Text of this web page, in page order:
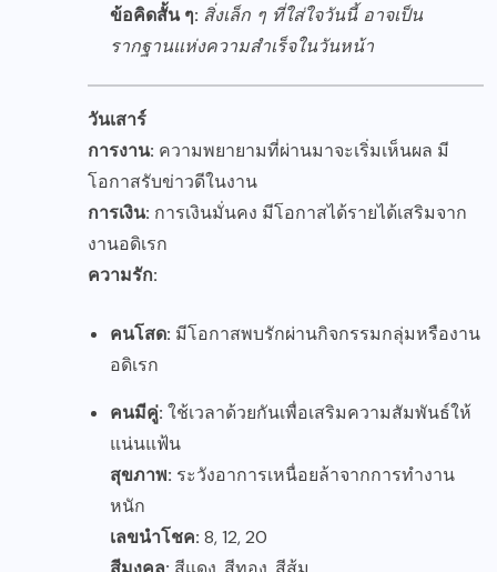
ข้อคิดสั้น ๆ: สิ่งเล็ก ๆ ที่ใส่ใจวันนี้ อาจเป็น
รากฐานแห่งความสำเร็จในวันหน้า
วันเสาร์
การงาน: ความพยายามที่ผ่านมาจะเริ่มเห็นผล มี
โอกาสรับข่าวดีในงาน
การเงิน: การเงินมั่นคง มีโอกาสได้รายได้เสริมจาก
งานอดิเรก
ความรัก:
คนโสด: มีโอกาสพบรักผ่านกิจกรรมกลุ่มหรืองาน
อดิเรก
คนมีคู่: ใช้เวลาด้วยกันเพื่อเสริมความสัมพันธ์ให้
แน่นแฟ้น
สุขภาพ: ระวังอาการเหนื่อยล้าจากการทำงาน
หนัก
เลขนำโชค: 8, 12, 20